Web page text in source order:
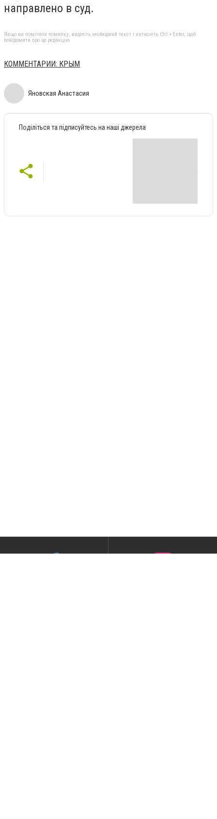
направлено в суд.
Якщо ви помітили помилку, виділіть необхідний текст і натисніть Ctrl + Enter, щоб
повідомити про це редакцію
КОММЕНТАРИИ: КРЫМ
Яновская Анастасия
Поділіться та підписуйтесь на наші джерела